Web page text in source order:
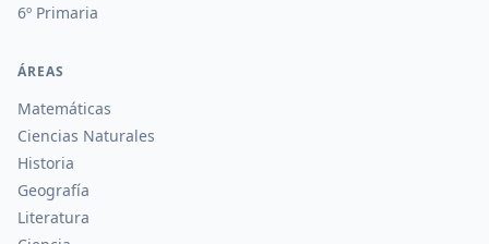
6º Primaria
ÁREAS
Matemáticas
Ciencias Naturales
Historia
Geografía
Literatura